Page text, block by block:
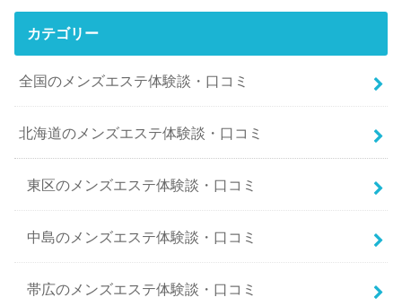
カテゴリー
全国のメンズエステ体験談・口コミ
北海道のメンズエステ体験談・口コミ
東区のメンズエステ体験談・口コミ
中島のメンズエステ体験談・口コミ
帯広のメンズエステ体験談・口コミ